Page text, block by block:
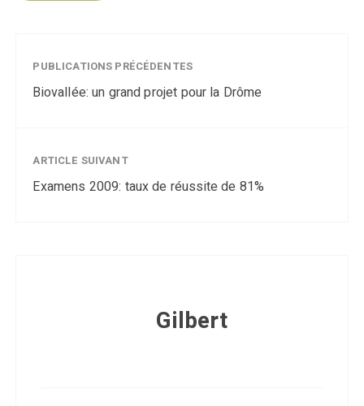
PUBLICATIONS PRÉCÉDENTES
Biovallée: un grand projet pour la Drôme
ARTICLE SUIVANT
Examens 2009: taux de réussite de 81%
Gilbert